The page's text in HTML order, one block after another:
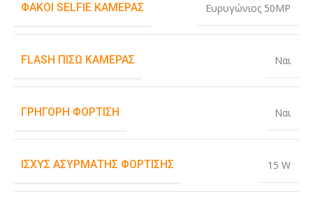
ΦΑΚΟΊ SELFIE ΚΆΜΕΡΑΣ Ευρυγώνιος 50MP
FLASH ΠΊΣΩ ΚΆΜΕΡΑΣ Ναι
ΓΡΉΓΟΡΗ ΦΌΡΤΙΣΗ Ναι
ΙΣΧΎΣ ΑΣΎΡΜΑΤΗΣ ΦΌΡΤΙΣΗΣ 15 W